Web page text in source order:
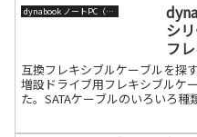
dynabook ノートPC（旧東芝）
シ
フ
互換フレキシブルケーブルを探
増設ドライブ用フレキシブルケ
た。SATAケーブルのいろいろ